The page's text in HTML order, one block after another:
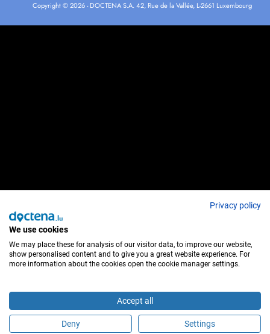
Buchen Sie einen Termin
Copyright © 2026 - DOCTENA S.A. 42, Rue de la Vallée, L-2661 Luxembourg
Privacy policy
We use cookies
We may place these for analysis of our visitor data, to improve our website,
show personalised content and to give you a great website experience. For
more information about the cookies open the cookie manager settings.
Accept all
Deny Settings